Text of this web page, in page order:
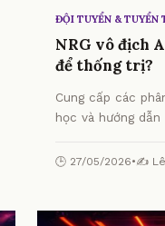
ĐỘI TUYỂN & TUYỂN
NRG vô địch
để thống trị?
Cung cấp các
học và hướng
từ chuyên gia.
🕒 27/05/2026•✍️ Lê